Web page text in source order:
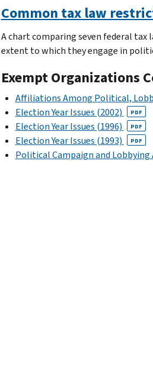
Common tax law
A chart comparing seven federal
extent to which they engage in
Exempt Organizations
Affiliations Among Political,
Election Year Issues (2002) PDF
Election Year Issues (1996) PDF
Election Year Issues (1993) PDF
Political Campaign and